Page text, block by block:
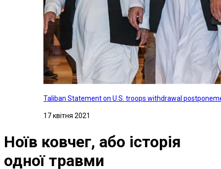
Taliban Statement on U.S. troops withdrawal
17 квітня 2021
Ноїв ковчег, або історія
одної травми